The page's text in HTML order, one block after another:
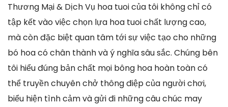
Thương Mại & Dịch Vụ hoa tuoi của tôi không chỉ có
tập kết vào việc chọn lựa hoa tuoi chất lượng cao,
mà còn đặc biệt quan tâm tới sự việc tạo cho những
bó hoa có chân thành và ý nghĩa sâu sắc. Chúng bên
tôi hiểu đúng bản chất mọi bông hoa hoàn toàn có
thể truyền chuyên chở thông điệp của người chơi,
biểu hiện tình cảm và gửi đi những câu chúc may